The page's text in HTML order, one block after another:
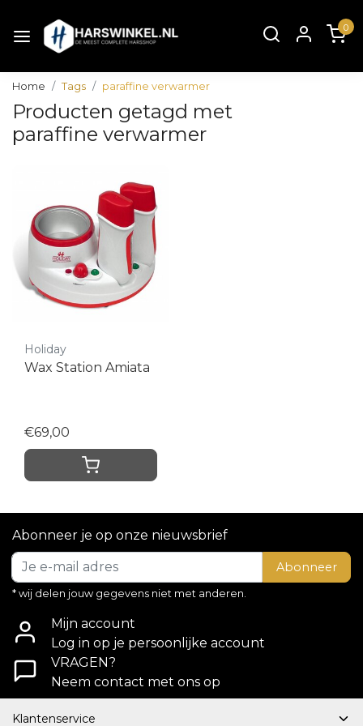
0
Home Tags paraffine verwarmer
Producten getagd met
paraffine verwarmer
Holiday
Wax Station Amiata
€69,00
Abonneer je op onze nieuwsbrief
Abonneer
* wij delen jouw gegevens niet met anderen.
Mijn account
Log in op je persoonlijke account
VRAGEN?
Neem contact met ons op
Klantenservice